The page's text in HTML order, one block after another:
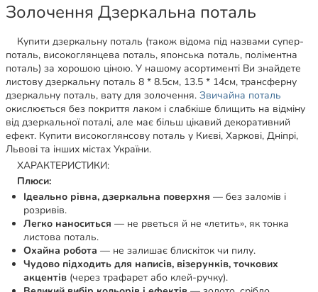
Золочення Дзеркальна поталь
Купити дзеркальну поталь (також відома під назвами супер-
поталь, високоглянцева поталь, японська поталь, поліментна
поталь) за хорошою ціною. У нашому асортименті Ви знайдете
листову дзеркальну поталь 8 * 8.5см, 13.5 * 14см, трансферну
дзеркальну поталь, вату для золочення. Звичайна поталь
окислюється без покриття лаком і слабкіше блищить на відміну
від дзеркальної поталі, але має більш цікавий декоративний
ефект. Купити високоглянсову поталь у Києві, Харкові, Дніпрі,
Львові та інших містах України.
ХАРАКТЕРИСТИКИ:
Плюси:
Ідеально рівна, дзеркальна поверхня — без заломів і
розривів.
Легко наноситься — не рветься й не «летить», як тонка
листова поталь.
Охайна робота — не залишає блискіток чи пилу.
Чудово підходить для написів, візерунків, точкових
акцентів (через трафарет або клей-ручку).